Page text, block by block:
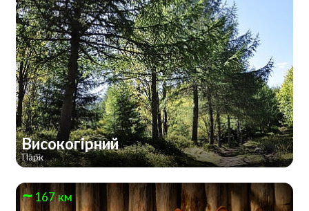
Високогірний
Парк
167 км